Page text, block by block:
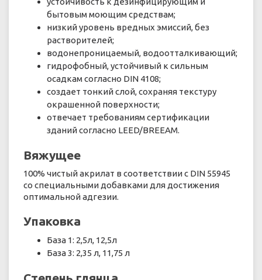
бытовым моющим средствам;
низкий уровень вредных эмиссий, без
растворителей;
водонепроницаемый, водоотталкивающий;
гидрофобный, устойчивый к сильным
осадкам согласно DIN 4108;
создает тонкий слой, сохраняя текстуру
окрашенной поверхности;
отвечает требованиям сертификации
зданий согласно LEED/BREEAM.
Вяжущее
100% чистый акрилат в соответствии с DIN 55945
со специальными добавками для достижения
оптимальной адгезии.
Упаковка
База 1: 2,5л, 12,5л
База 3: 2,35 л, 11,75 л